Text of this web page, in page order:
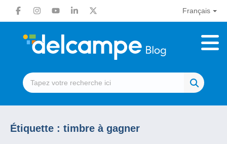
Français
Étiquette : timbre à gagner